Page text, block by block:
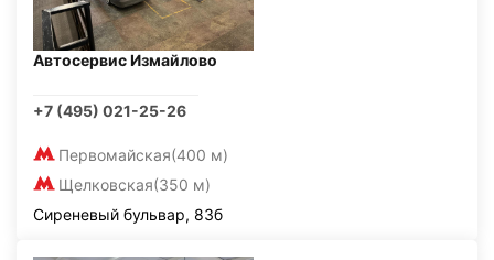
Автосервис Измайлово
+7 (495) 021-25-26
Первомайская(400 м)
Щелковская(350 м)
Сиреневый бульвар, 83б